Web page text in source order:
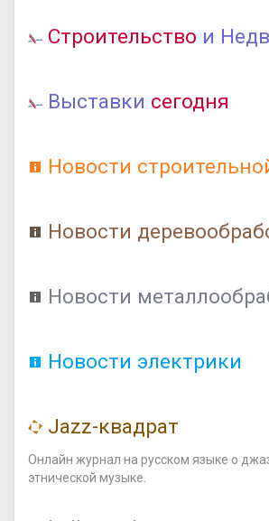
Строительство и
Выставки сегодня
Новости
Новости
Новости
Новости электрики
Jazz-квадрат
Онлайн журнал на русском языке о
этнической музыке.